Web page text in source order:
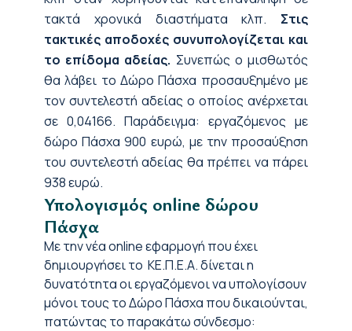
τακτά χρονικά διαστήματα κλπ. Στις
τακτικές αποδοχές συνυπολογίζεται και
το επίδομα αδείας. Συνεπώς ο μισθωτός
θα λάβει το Δώρο Πάσχα προσαυξημένο με
τον συντελεστή αδείας ο οποίος ανέρχεται
σε 0,04166. Παράδειγμα: εργαζόμενος με
δώρο Πάσχα 900 ευρώ, με την προσαύξηση
του συντελεστή αδείας θα πρέπει να πάρει
938 ευρώ.
Υπολογισμός online δώρου
Πάσχα
Με την νέα online εφαρμογή που έχει
δημιουργήσει το ΚΕ.Π.Ε.Α. δίνεται η
δυνατότητα οι εργαζόμενοι να υπολογίσουν
μόνοι τους το Δώρο Πάσχα που δικαιούνται,
πατώντας το παρακάτω σύνδεσμο: